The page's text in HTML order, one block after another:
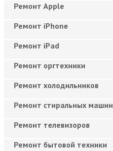
Ремонт Apple
Ремонт iPhone
Ремонт iPad
Ремонт оргтехники
Ремонт холодильников
Ремонт стиральных машин
Ремонт телевизоров
Ремонт бытовой техники